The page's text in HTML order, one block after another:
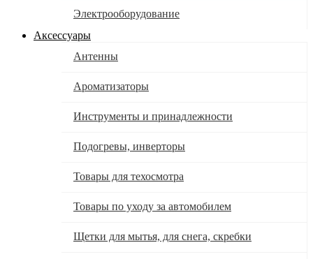
Электрооборудование
Аксессуары
Антенны
Ароматизаторы
Инструменты и принадлежности
Подогревы, инверторы
Товары для техосмотра
Товары по уходу за автомобилем
Щетки для мытья, для снега, скребки